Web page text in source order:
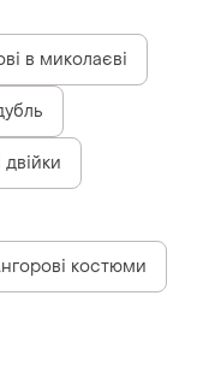
в миколаєві
костюми